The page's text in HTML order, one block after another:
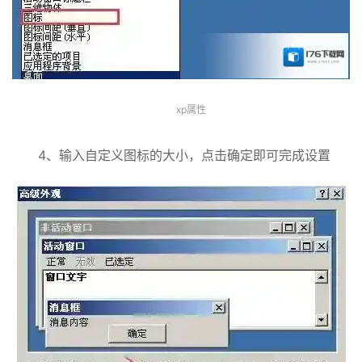
xp属性
4、输入自定义图标的大小，点击确定即可完成设置